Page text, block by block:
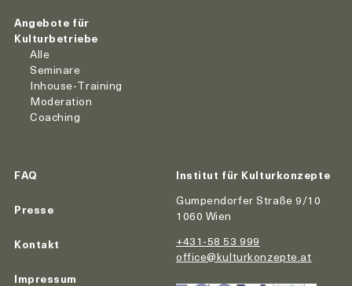
Angebote für
Kulturbetriebe
Alle
Seminare
Inhouse-Training
Moderation
Coaching
FAQ
Presse
Kontakt
Impressum
Institut für Kulturkonzepte
Gumpendorfer Straße 9/10
1060 Wien
+431-58 53 999
office@kulturkonzepte.at